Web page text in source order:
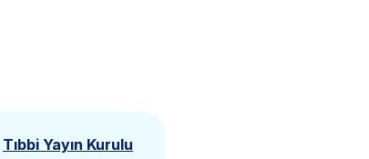
Tıbbi Yayın Kurulu